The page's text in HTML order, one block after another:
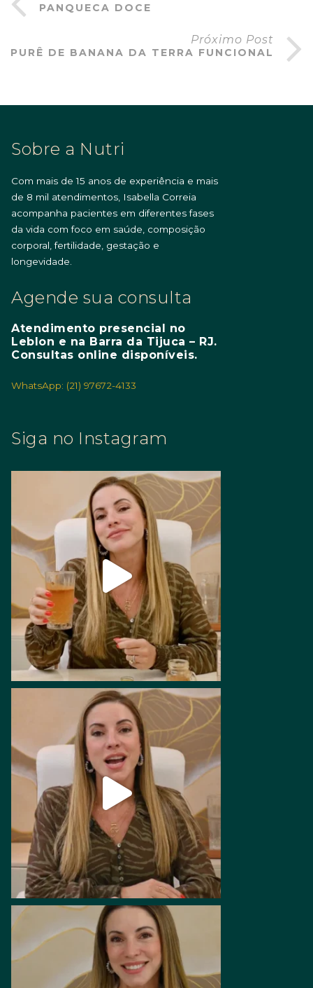
PANQUECA DOCE
Próximo Post
PURÊ DE BANANA DA TERRA FUNCIONAL
Sobre a Nutri
Com mais de 15 anos de experiência e mais
de 8 mil atendimentos, Isabella Correia
acompanha pacientes em diferentes fases
da vida com foco em saúde, composição
corporal, fertilidade, gestação e
longevidade.
Agende sua consulta
Atendimento presencial no
Leblon e na Barra da Tijuca – RJ.
Consultas online disponíveis.
WhatsApp: (21) 97672-4133
Siga no Instagram